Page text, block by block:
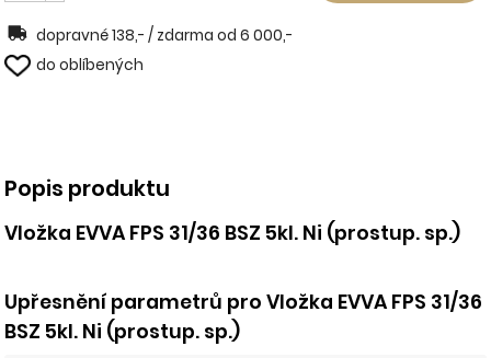
dopravné 138,- / zdarma od 6 000,-
do oblíbených
Popis produktu
Vložka EVVA FPS 31/36 BSZ 5kl. Ni (prostup. sp.)
Upřesnění parametrů pro Vložka EVVA FPS 31/36
BSZ 5kl. Ni (prostup. sp.)